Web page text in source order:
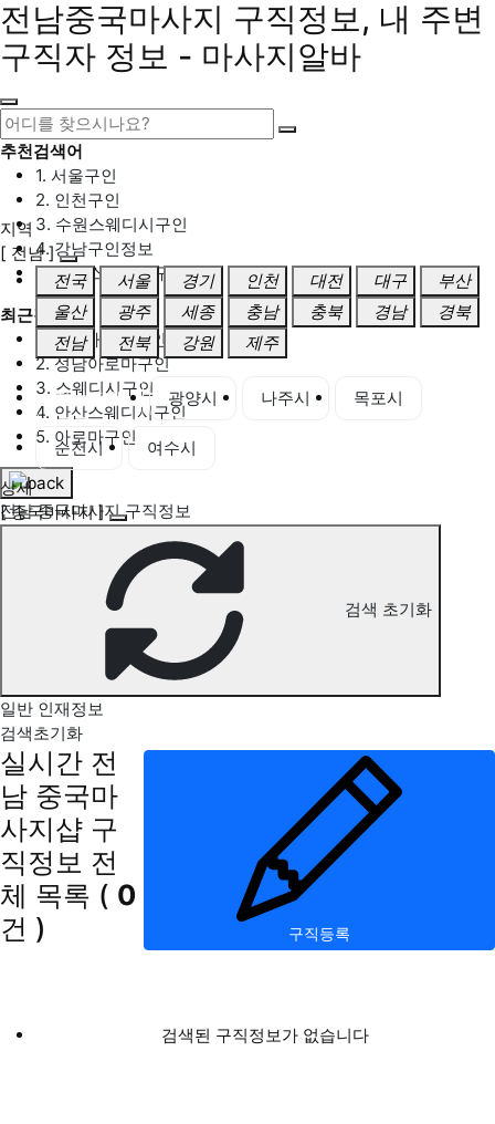
전남중국마사지 구직정보, 내 주변
구직자 정보 - 마사지알바
추천검색어
1. 서울구인
2. 인천구인
3. 수원스웨디시구인
4. 강남구인정보
5. 동탄스웨디시구인
최근검색어
1. 일산마사지구인
2. 성남아로마구인
3. 스웨디시구인
4. 안산스웨디시구인
5. 아로마구인
전남 중국마사지 구직정보
지역
[ 전남 ]
전국
서울 경기 인천 대전 대구
부산
울산
광주 세종 충남 충북 경남
경북
전남
전북 강원 제주
전남 전체 광양시 나주시 목포시
순천시
여수시
상세
[ 중국마사지 ]
검색 초기화
일반 인재정보
검색초기화
실시간 전
남 중국마
사지샵 구
직정보 전
체 목록 ( 0
건 )
구직등록
검색된 구직정보가 없습니다